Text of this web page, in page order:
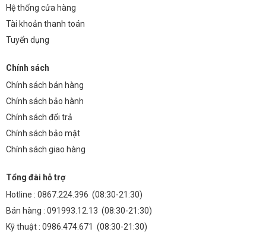
Hệ thống cửa hàng
Tài khoản thanh toán
Tuyển dụng
Chính sách
Chính sách bán hàng
Chính sách bảo hành
Chính sách đổi trả
Chính sách bảo mật
Chính sách giao hàng
Tổng đài hỗ trợ
Hotline : 0867.224.396 (08:30-21:30)
Bán hàng : 091993.12.13 (08:30-21:30)
Kỹ thuật : 0986.474.671 (08:30-21:30)